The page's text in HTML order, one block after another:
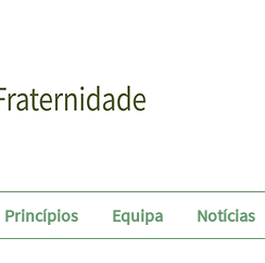
Princípios Equipa Notícias